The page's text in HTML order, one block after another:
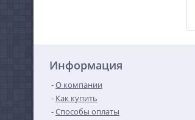
Информация
О компании
Как купить
Способы оплаты